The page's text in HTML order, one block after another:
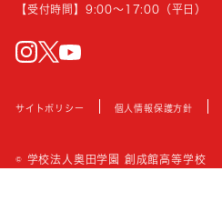
【受付時間】9:00〜17:00（平日）
instagram
サイトポリシー 個人情報保護方針
© 学校法人奥田学園 創成館高等学校